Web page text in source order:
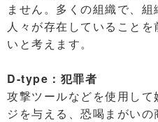
ません。多くの組織で、
人々が存在していること
いと考えます。
D-type：犯罪者
攻撃ツールなどを使用し
ジを与える、恐喝まがい